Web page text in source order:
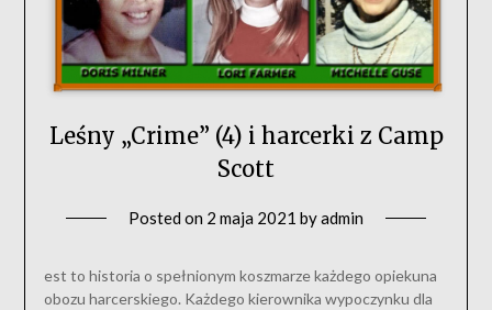
Leśny „Crime” (4) i harcerki z Camp
Scott
Posted on 2 maja 2021 byadmin
est to historia o spełnionym koszmarze każdego opiekuna
obozu harcerskiego. Każdego kierownika wypoczynku dla